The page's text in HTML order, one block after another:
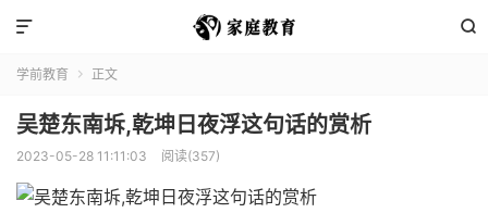


学前教育  正文
吴楚东南坼,乾坤日夜浮这句话的赏析
2023-05-28 11:11:03 阅读(357)